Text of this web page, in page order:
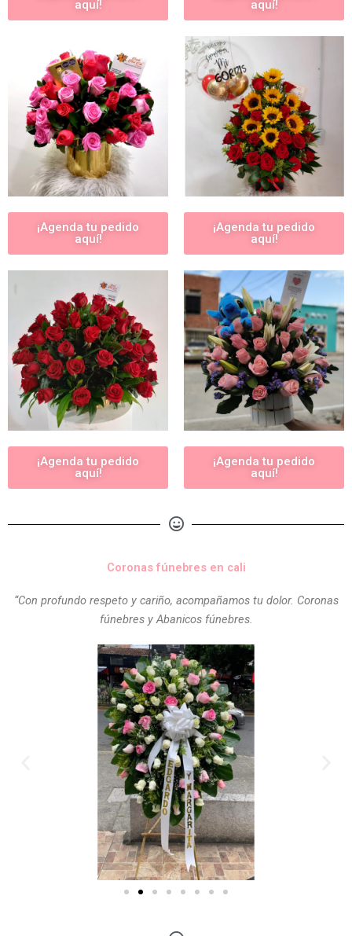
aquí!
aquí!
¡Agenda tu pedido
aquí!
¡Agenda tu pedido
aquí!
¡Agenda tu pedido
aquí!
¡Agenda tu pedido
aquí!
Coronas fúnebres en cali
“Con profundo respeto y cariño, acompañamos tu dolor. Coronas
fúnebres y Abanicos fúnebres.